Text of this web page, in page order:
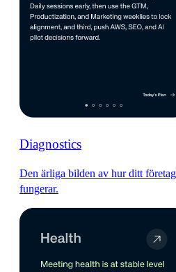
Diagnostics
Den ärliga bilden av hur ditt företag
fungerar.